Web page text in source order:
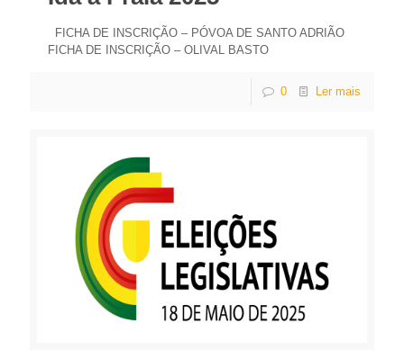
FICHA DE INSCRIÇÃO – PÓVOA DE SANTO ADRIÃO
FICHA DE INSCRIÇÃO – OLIVAL BASTO
0 Ler mais